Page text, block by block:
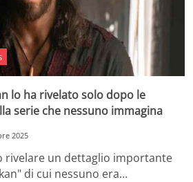
lo ha rivelato solo dopo le
serie che nessuno immagina
2025
rivelare un dettaglio importante
di cui nessuno era…